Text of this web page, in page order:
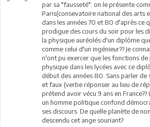
par sa "fausseté": on le présente
Paris(consevatoire national des arts
dans les années 70 et 80 d'après ce
prodigue des cours du soir pour les
la physique auréolés d'un diplôme
comme celui d'un ingénieur?? Je
n'ont pu exercer que les fonctions
physique dans les lycées avec ce
début des années 80. Sans parler de
et faux (verbe réponser au lieu de
prétend avoir vécu 9 ans en
un homme politique confond
ses discours. De quelle planète de
descendu cet ange souriant?